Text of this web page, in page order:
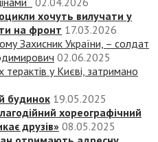
хочуть вилучати у
на фронт 17.03.2026
Захисник України, – солдат
02.06.2025
терактів у Києві, затримано
будинок 19.05.2025
хореографічний
друзів» 08.05.2025